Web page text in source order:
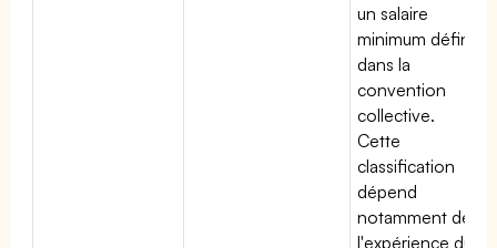
un salaire
minimum défini
dans la
convention
collective.
Cette
classification
dépend
notamment de
l'expérience du